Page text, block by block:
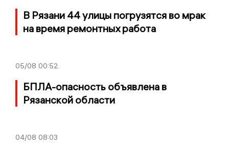
В Рязани 44 улицы погрузятся во мрак
на время ремонтных работа
05/08 00:52
БПЛА-опасность объявлена в
Рязанской области
04/08 08:03